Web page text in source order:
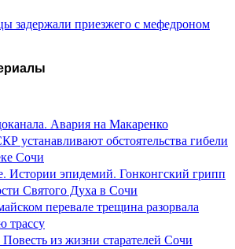
задержали приезжего с мефедроном
Авария на Макаренко
устанавливают обстоятельства гибели
Сочи
Истории эпидемий. Гонконгский грипп
Святого Духа в Сочи
перевале трещина разорвала
трассу
из жизни старателей Сочи